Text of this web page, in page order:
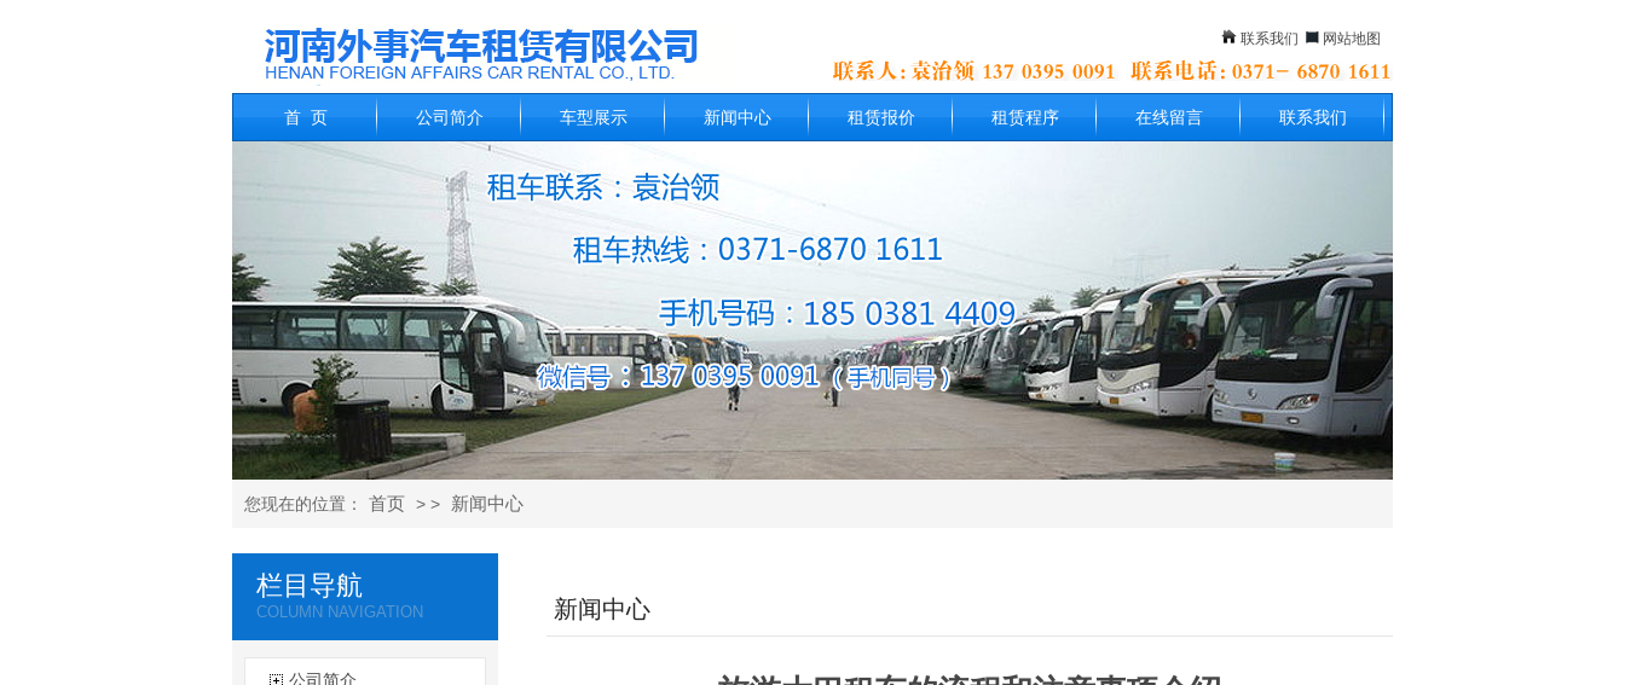
联系我们 网站地图
首 页 公司简介 车型展示 新闻中心 租赁报价 租赁程序 在线留言 联系我们
您现在的位置： 首页 > > 新闻中心
栏目导航
COLUMN NAVIGATION
公司简介
新闻中心